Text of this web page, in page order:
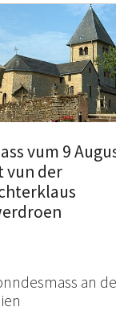
vum 9
vun der
an de